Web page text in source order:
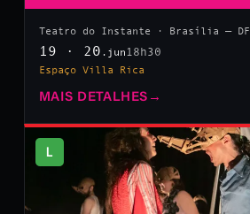
Teatro do Instante · Brasília — DF
19 · 20 .jun 18h30
Espaço Villa Rica
MAIS DETALHES →
L